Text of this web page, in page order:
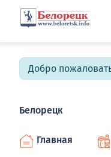
Добро
Белорецк
Главная